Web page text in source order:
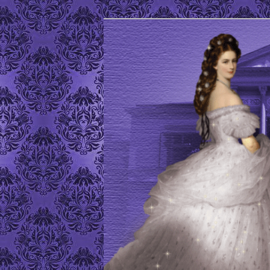
ELISABETH
Site de l'Association Elisabeth